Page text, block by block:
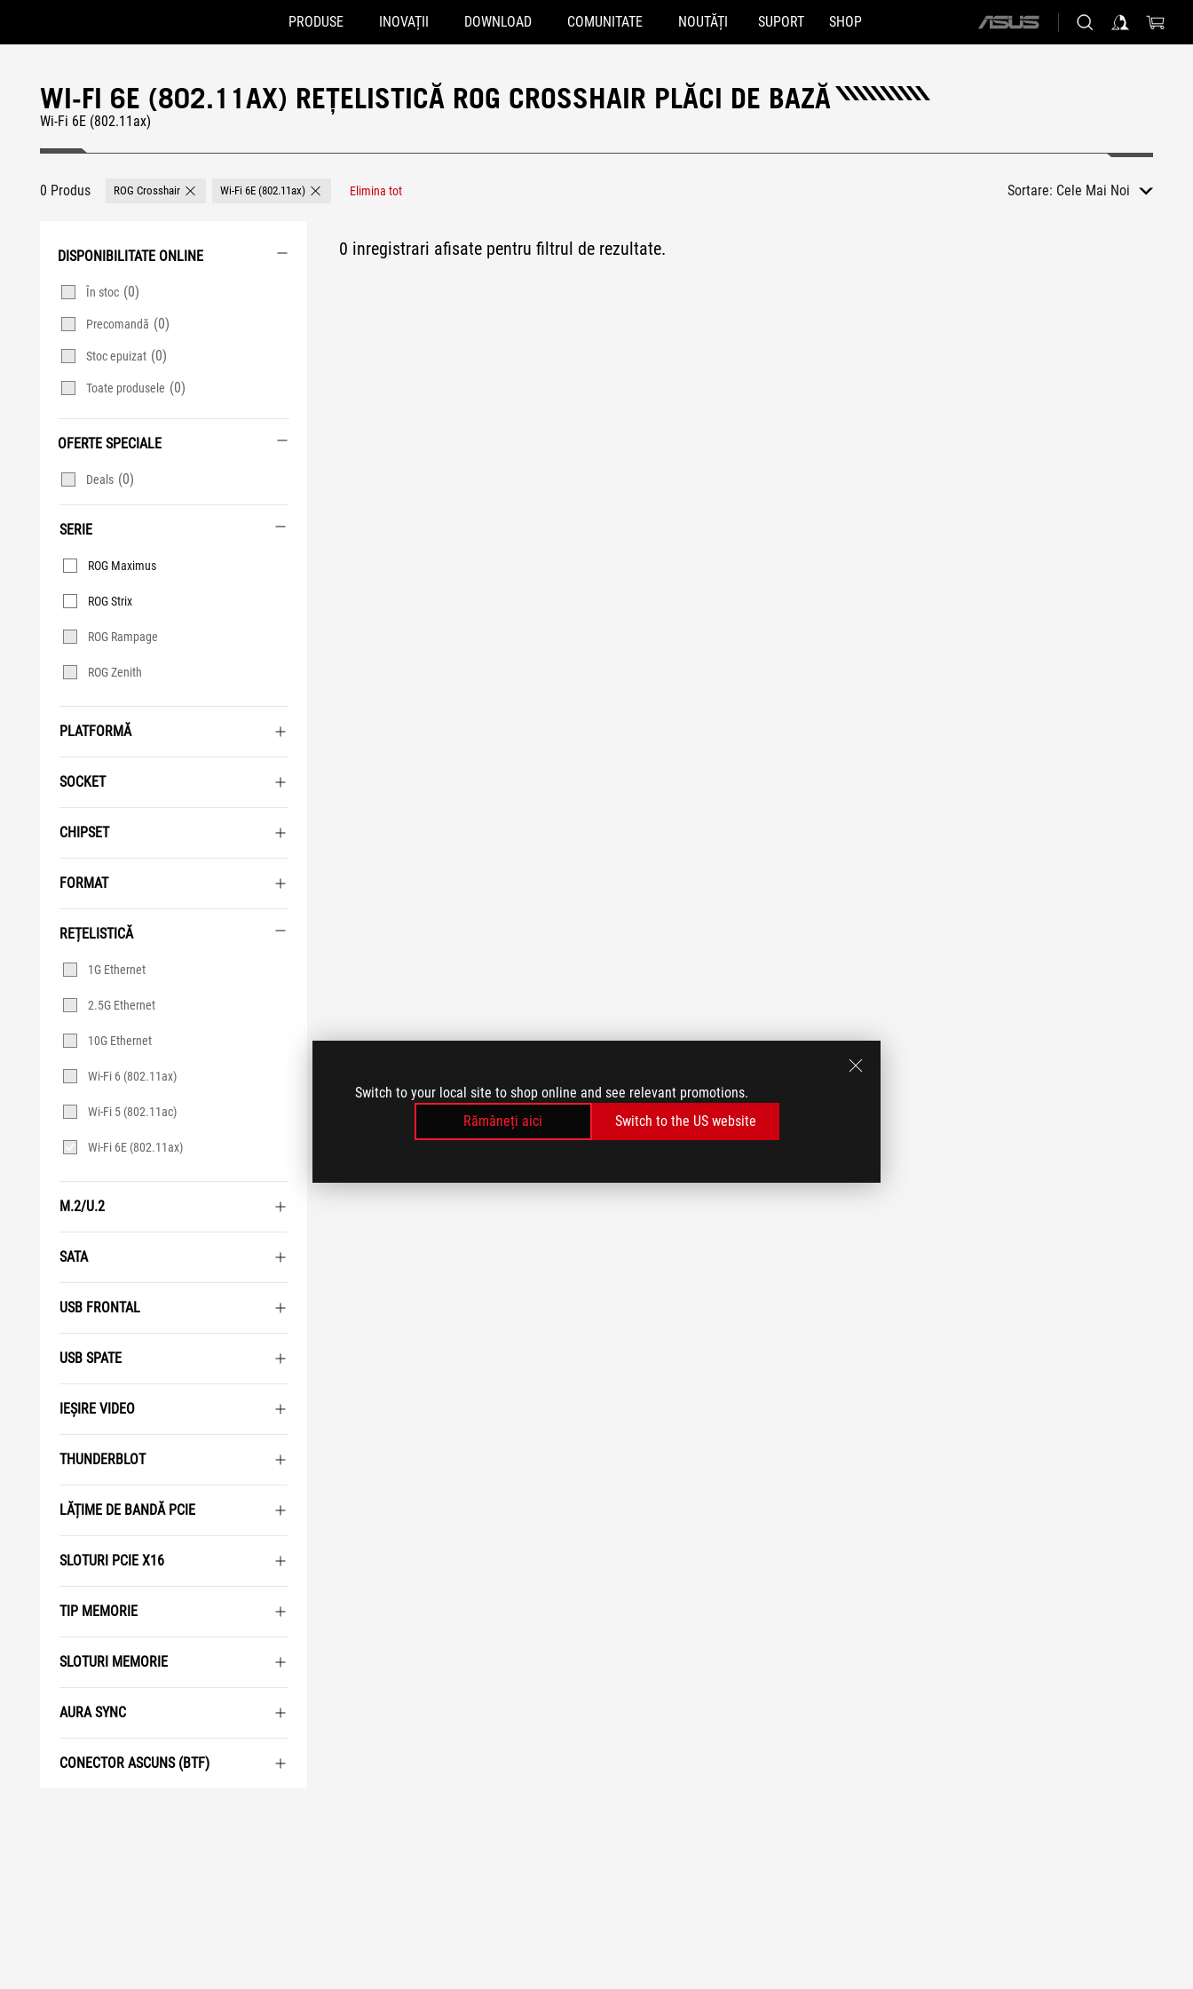
Switch to your local site to shop online and see relevant promotions.
Rămâneți aici
Switch to the US website
Accessibility links
PRODUSE INOVAȚII DOWNLOAD COMUNITATE NOUTĂȚI SUPORT SHOP
ASUS
WI-FI 6E (802.11AX) REȚELISTICĂ ROG CROSSHAIR PLĂCI DE BAZĂ
Wi-Fi 6E (802.11ax)
0 Produs ROG Crosshair Remove ROG Crosshair
Wi-Fi 6E (802.11ax) Remove Wi-Fi 6E (802.11ax)
Elimina tot Sortare: Cele Mai Noi
DISPONIBILITATE ONLINE
În stoc (0)
Precomandă (0)
Stoc epuizat (0)
Toate produsele (0)
OFERTE SPECIALE
Deals (0)
SERIE
Serie
ROG Rampage
ROG Zenith
ROG Maximus
ROG Strix
PLATFORMĂ
SOCKET
CHIPSET
FORMAT
REȚELISTICĂ
Rețelistică
1G Ethernet
2.5G Ethernet
10G Ethernet
Wi-Fi 6 (802.11ax)
Wi-Fi 5 (802.11ac)
Wi-Fi 6E (802.11ax)
M.2/U.2
SATA
USB FRONTAL
USB SPATE
IEȘIRE VIDEO
THUNDERBLOT
LĂȚIME DE BANDĂ PCIE
SLOTURI PCIE X16
TIP MEMORIE
SLOTURI MEMORIE
AURA SYNC
CONECTOR ASCUNS (BTF)
0 inregistrari afisate pentru filtrul de rezultate.